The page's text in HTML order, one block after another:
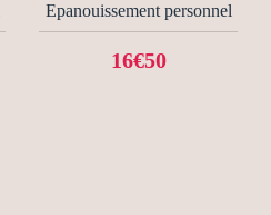
Epanouissement personnel
16€50